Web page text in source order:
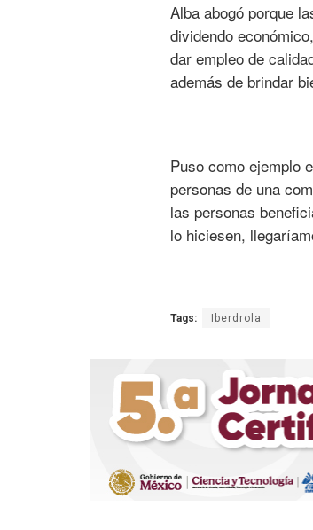
Alba abogó porque
dividendo
dar empleo de
además de brindar
Puso como ejemplo
personas de una
las personas
lo hiciesen,
Tags: Iberdrola